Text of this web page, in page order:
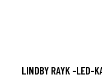
LINDBY RAYK -LED-